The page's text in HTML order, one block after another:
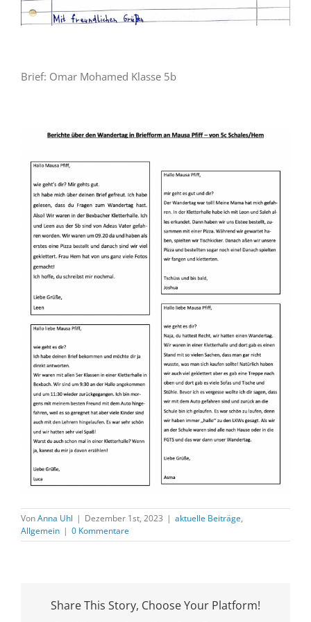
Brief: Omar Mohamed Klasse 5b
VonAnna Uhl | Dezember 1st, 2023 | aktuelle Beiträge,
Allgemein | 0 Kommentare
Share This Story, Choose Your Platform!